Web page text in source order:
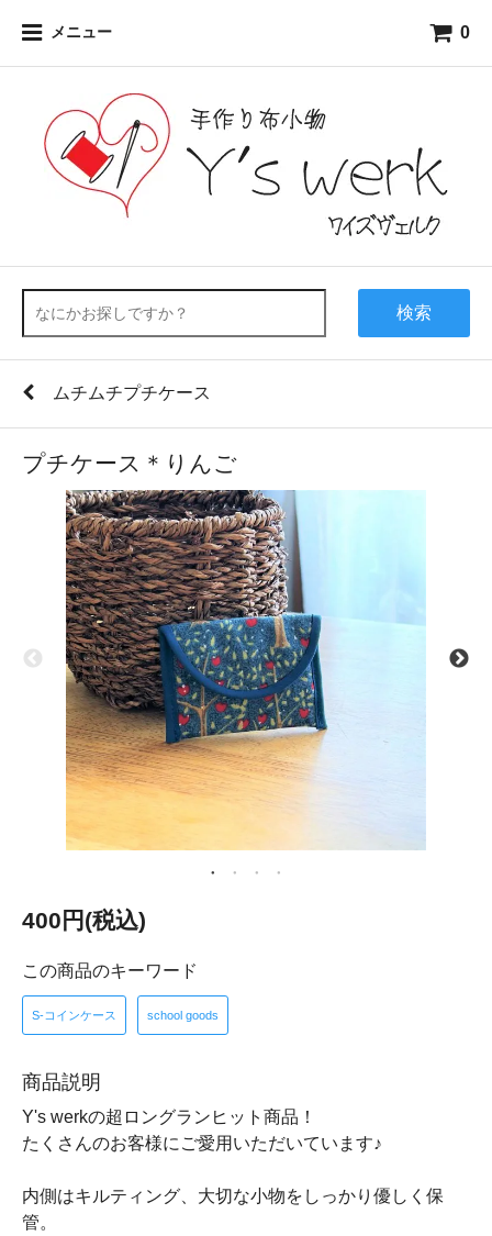
メニュー 0
検索
ムチムチプチケース
プチケース＊りんご
400円(税込)
この商品のキーワード
S-コインケース school goods
商品説明
Y's werkの超ロングランヒット商品！
たくさんのお客様にご愛用いただいています♪
内側はキルティング、大切な小物をしっかり優しく保
管。